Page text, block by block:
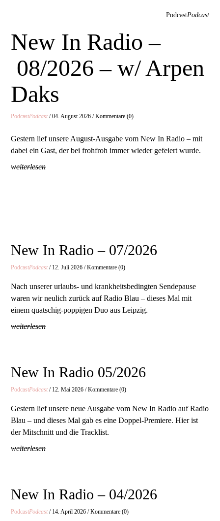
PodcastPodcast
New In Radio –
08/2026 – w/ Arpen
Daks
PodcastPodcast/ 04. August 2026 / Kommentare (0)
Gestern lief unsere August-Ausgabe vom New In Radio – mit
dabei ein Gast, der bei frohfroh immer wieder gefeiert wurde.
weiterlesen
New In Radio – 07/2026
PodcastPodcast/ 12. Juli 2026 / Kommentare (0)
Nach unserer urlaubs- und krankheitsbedingten Sendepause
waren wir neulich zurück auf Radio Blau – dieses Mal mit
einem quatschig-poppigen Duo aus Leipzig.
weiterlesen
New In Radio 05/2026
PodcastPodcast/ 12. Mai 2026 / Kommentare (0)
Gestern lief unsere neue Ausgabe vom New In Radio auf Radio
Blau – und dieses Mal gab es eine Doppel-Premiere. Hier ist
der Mitschnitt und die Tracklist.
weiterlesen
New In Radio – 04/2026
PodcastPodcast/ 14. April 2026 / Kommentare (0)